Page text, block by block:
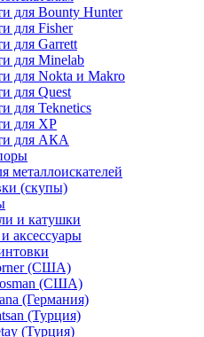
для Bounty Hunter
для Fisher
для Garrett
для Minelab
для Nokta и Makro
для Quest
для Teknetics
для XP
для АКА
металлоискателей
(скупы)
и катушки
аксессуары
(США)
(США)
(Германия)
(Турция)
(Турция)